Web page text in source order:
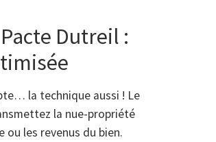
Dutreil :
la technique aussi ! Le
la nue-propriété
ou les revenus du bien.